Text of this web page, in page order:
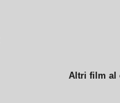
Altri film al